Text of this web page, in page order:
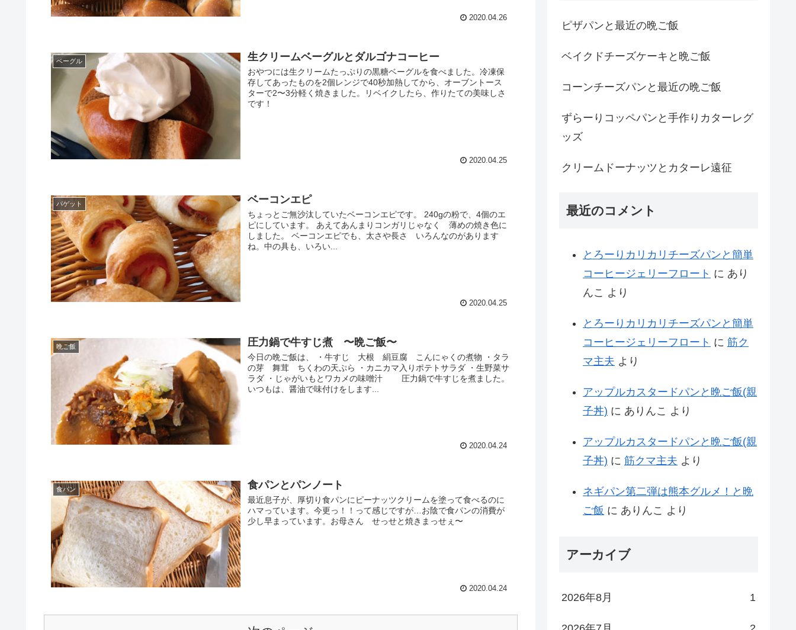
2020.04.26
ベーグル 生クリームベーグルとダルゴナコーヒー
おやつには生クリームたっぷりの黒糖ベーグルを食べました。冷凍保
存してあったものを2個レンジで40秒加熱してから、オーブントース
ターで2〜3分軽く焼きました。リベイクしたら、作りたての美味しさ
です！
2020.04.25
バゲット ベーコンエピ
ちょっとご無沙汰していたベーコンエピです。 240gの粉で、4個のエ
ピにしています。 あえてあんまりコンガリじゃなく 薄めの焼き色に
しました。 ベーコンエピでも、太さや長さ いろんなのがあります
ね。中の具も、いろい...
2020.04.25
晩ご飯 圧力鍋で牛すじ煮 〜晩ご飯〜
今日の晩ご飯は、 ・牛すじ 大根 絹豆腐 こんにゃくの煮物 ・タラ
の芽 舞茸 ちくわの天ぷら ・カニカマ入りポテトサラダ ・生野菜サ
ラダ ・じゃがいもとワカメの味噌汁 圧力鍋で牛すじを煮ました。
いつもは、醤油で味付けをします...
2020.04.24
食パン 食パンとパンノート
最近息子が、厚切り食パンにピーナッツクリームを塗って食べるのに
ハマっています。今更っ！！って感じですが…お陰で食パンの消費が
少し早まっています。お母さん せっせと焼きまっせぇ〜
2020.04.24
ピザパンと最近の晩ご飯
ベイクドチーズケーキと晩ご飯
コーンチーズパンと最近の晩ご飯
ずらーりコッペパンと手作りカターレグ
ッズ
クリームドーナッツとカターレ遠征
最近のコメント
とろーりカリカリチーズパンと簡単
コーヒージェリーフロート に あり
んこ より
とろーりカリカリチーズパンと簡単
コーヒージェリーフロート に 筋ク
マ主夫 より
アップルカスタードパンと晩ご飯(親
子丼) に ありんこ より
アップルカスタードパンと晩ご飯(親
子丼) に 筋クマ主夫 より
ネギパン第二弾は熊本グルメ！と晩
ご飯 に ありんこ より
アーカイブ
2026年8月 1